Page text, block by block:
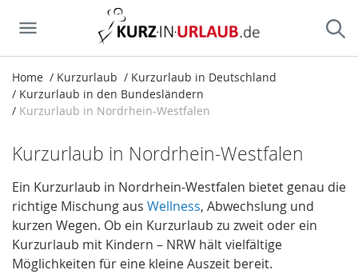
Home Kurzurlaub
Kurzurlaub in Deutschland
Kurzurlaub in den Bundesländern
Kurzurlaub in Nordrhein-Westfalen
Kurzurlaub in Nordrhein-Westfalen
Ein Kurzurlaub in Nordrhein-Westfalen bietet genau die
richtige Mischung aus Wellness, Abwechslung und
kurzen Wegen. Ob ein Kurzurlaub zu zweit oder ein
Kurzurlaub mit Kindern – NRW hält vielfältige
Möglichkeiten für eine kleine Auszeit bereit.